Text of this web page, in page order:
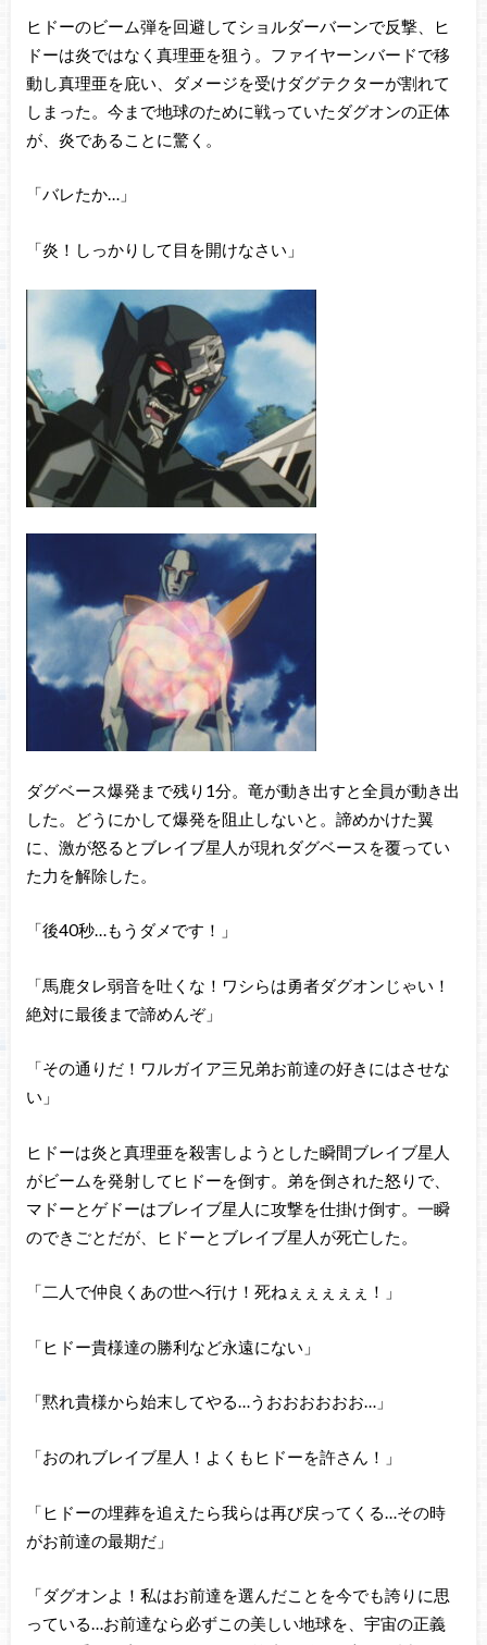
ヒドーのビーム弾を回避してショルダーバーンで反撃、ヒ
ドーは炎ではなく真理亜を狙う。ファイヤーンバードで移
動し真理亜を庇い、ダメージを受けダグテクターが割れて
しまった。今まで地球のために戦っていたダグオンの正体
が、炎であることに驚く。
「バレたか…」
「炎！しっかりして目を開けなさい」
ダグベース爆発まで残り1分。竜が動き出すと全員が動き出
した。どうにかして爆発を阻止しないと。諦めかけた翼
に、激が怒るとブレイブ星人が現れダグベースを覆ってい
た力を解除した。
「後40秒…もうダメです！」
「馬鹿タレ弱音を吐くな！ワシらは勇者ダグオンじゃい！
絶対に最後まで諦めんぞ」
「その通りだ！ワルガイア三兄弟お前達の好きにはさせな
い」
ヒドーは炎と真理亜を殺害しようとした瞬間ブレイブ星人
がビームを発射してヒドーを倒す。弟を倒された怒りで、
マドーとゲドーはブレイブ星人に攻撃を仕掛け倒す。一瞬
のできごとだが、ヒドーとブレイブ星人が死亡した。
「二人で仲良くあの世へ行け！死ねぇぇぇぇぇ！」
「ヒドー貴様達の勝利など永遠にない」
「黙れ貴様から始末してやる…うおおおおおお…」
「おのれブレイブ星人！よくもヒドーを許さん！」
「ヒドーの埋葬を追えたら我らは再び戻ってくる…その時
がお前達の最期だ」
「ダグオンよ！私はお前達を選んだことを今でも誇りに思
っている…お前達なら必ずこの美しい地球を、宇宙の正義